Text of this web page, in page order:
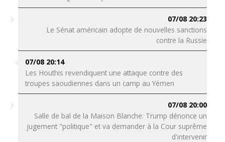
07/08 20:23
Le Sénat américain adopte de nouvelles sanctions
contre la Russie
07/08 20:14
Les Houthis revendiquent une attaque contre des
troupes saoudiennes dans un camp au Yémen
07/08 20:00
Salle de bal de la Maison Blanche: Trump dénonce un
jugement "politique" et va demander à la Cour suprême
d'intervenir